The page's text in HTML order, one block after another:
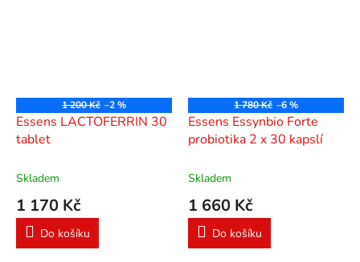
1 200 Kč –2 %
Essens LACTOFERRIN 30
tablet
Skladem
1 170 Kč
Do košíku
1 780 Kč –6 %
Essens Essynbio Forte
probiotika 2 x 30 kapslí
Skladem
1 660 Kč
Do košíku